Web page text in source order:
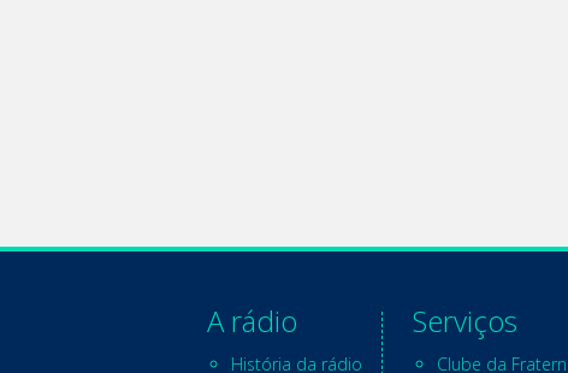
A rádio
História da rádio
Serviços
Clube da